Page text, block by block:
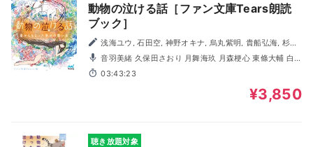
動物の泣ける話［ファン文庫Tears朗読
ブック］
浅海ユウ, 石田空, 神野オキナ, 烏丸紫明, 貴船弘海, 杉背
よい, 鳴海澪, 猫屋ちゃき, 水城正太郎, 溝口智子, 矢凪
音羽美緒 久保田さおり 月舞海玖 月森梗心 東條大輔 白
蘭 観月咲良 夢咲叶 吉川雅子 わたなべかずひろ
03:43:23
¥3,850
聴き放題対象